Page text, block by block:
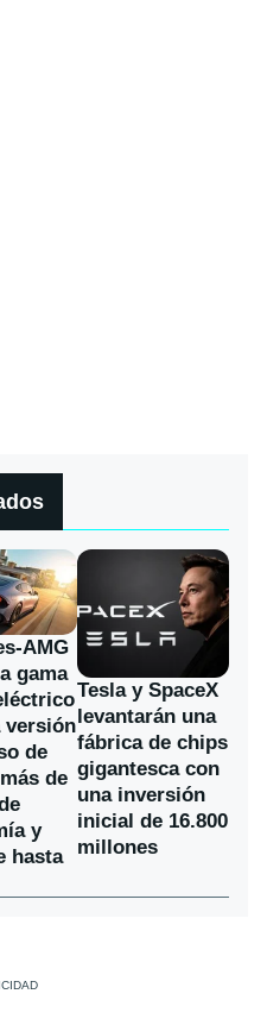
AMG
gama
versión
de
de
y
hasta
Tesla y SpaceX
levantarán una
fábrica de chips
gigantesca con
una inversión
inicial de 16.800
millones